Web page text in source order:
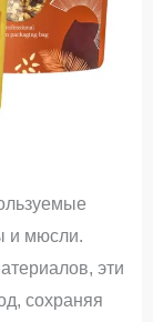
и мюсли.
эти
сохраняя